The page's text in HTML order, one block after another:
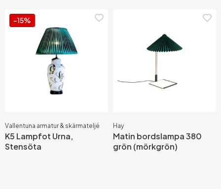
-15%
Vallentuna armatur & skärmateljé
K5 Lampfot Urna,
Stensöta
Hay
Matin bordslampa 380
grön (mörkgrön)